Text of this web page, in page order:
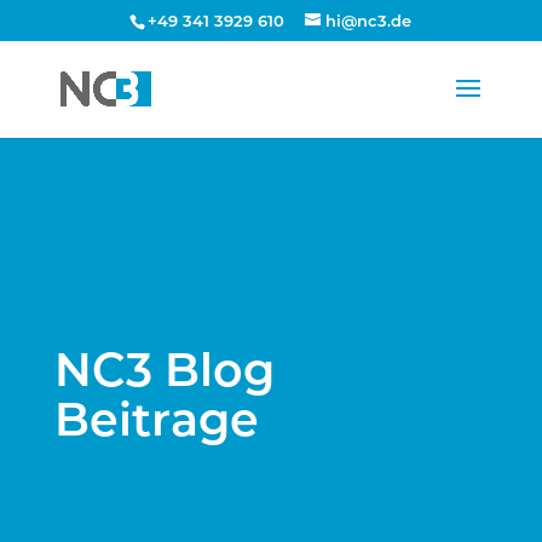
+49 341 3929 610 hi@nc3.de
NC3 Blog
Beitrage